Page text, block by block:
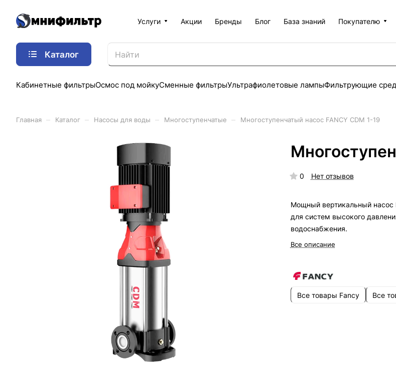
Услуги Акции Бренды Блог База знаний Покупателю
Каталог
Кабинетные фильтрыОсмос под мойкуСменные фильтрыУльтрафиолетовые лампыФильтрующие
Главная Каталог Насосы для воды Многоступенчатые Многоступенчатый насос FANCY CDM 1-19
0 Нет отзывов
Мощный вертикальный насос
для систем высокого
водоснабжения.
Все описание
Все товары Fancy Все